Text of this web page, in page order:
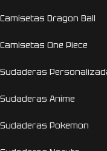
Camisetas Dragon Ball
Camisetas One Piece
Sudaderas
Sudaderas Anime
Sudaderas Pokemon